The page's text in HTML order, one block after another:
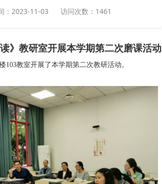
：2023-11-03 访问次数： 1461
》教研室开展本学期第二次磨课活动
103教室开展了本学期第二次教研活动。